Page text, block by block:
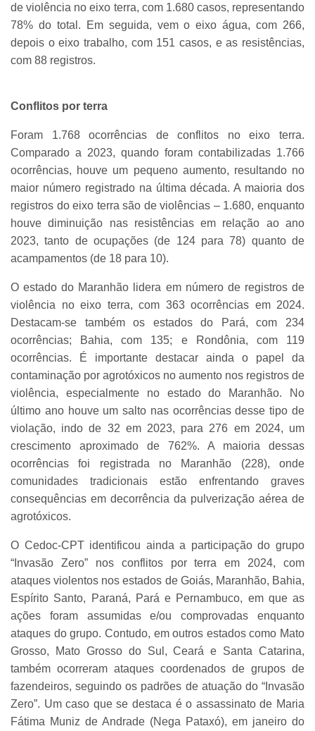
de violência no eixo terra, com 1.680 casos, representando
78% do total. Em seguida, vem o eixo água, com 266,
depois o eixo trabalho, com 151 casos, e as resistências,
com 88 registros.
Conflitos por terra
Foram 1.768 ocorrências de conflitos no eixo terra.
Comparado a 2023, quando foram contabilizadas 1.766
ocorrências, houve um pequeno aumento, resultando no
maior número registrado na última década. A maioria dos
registros do eixo terra são de violências – 1.680, enquanto
houve diminuição nas resistências em relação ao ano
2023, tanto de ocupações (de 124 para 78) quanto de
acampamentos (de 18 para 10).
O estado do Maranhão lidera em número de registros de
violência no eixo terra, com 363 ocorrências em 2024.
Destacam-se também os estados do Pará, com 234
ocorrências; Bahia, com 135; e Rondônia, com 119
ocorrências. É importante destacar ainda o papel da
contaminação por agrotóxicos no aumento nos registros de
violência, especialmente no estado do Maranhão. No
último ano houve um salto nas ocorrências desse tipo de
violação, indo de 32 em 2023, para 276 em 2024, um
crescimento aproximado de 762%. A maioria dessas
ocorrências foi registrada no Maranhão (228), onde
comunidades tradicionais estão enfrentando graves
consequências em decorrência da pulverização aérea de
agrotóxicos.
O Cedoc-CPT identificou ainda a participação do grupo
“Invasão Zero” nos conflitos por terra em 2024, com
ataques violentos nos estados de Goiás, Maranhão, Bahia,
Espírito Santo, Paraná, Pará e Pernambuco, em que as
ações foram assumidas e/ou comprovadas enquanto
ataques do grupo. Contudo, em outros estados como Mato
Grosso, Mato Grosso do Sul, Ceará e Santa Catarina,
também ocorreram ataques coordenados de grupos de
fazendeiros, seguindo os padrões de atuação do “Invasão
Zero”. Um caso que se destaca é o assassinato de Maria
Fátima Muniz de Andrade (Nega Pataxó), em janeiro do